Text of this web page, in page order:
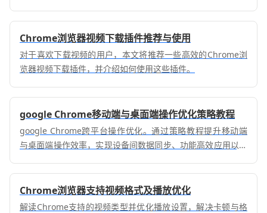
Chrome浏览器视频下载插件推荐与使用
对于喜欢下载视频的用户，本文将推荐一些高效的Chrome浏
览器视频下载插件，并介绍如何使用这些插件。
google Chrome移动端与桌面端操作优化策略教程
google Chrome跨平台操作优化。通过策略教程提升移动端
与桌面端操作效率，实现设备间数据同步、功能高效应用以及
Chrome浏览器支持视频格式及播放优化
解读Chrome支持的视频类型并优化播放设置，解决卡顿与格